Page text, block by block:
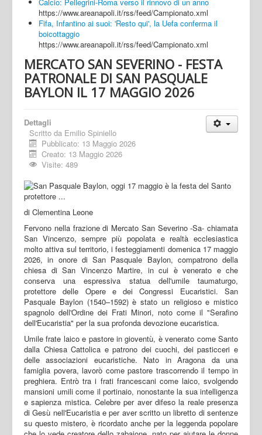
https://www.areanapoli.it/rss/feed/Campionato.xml
Fifa, Infantino ai suoi: 'Resto qui', la Uefa conferma il
boicottaggio
https://www.areanapoli.it/rss/feed/Campionato.xml
MERCATO SAN SEVERINO - FESTA
PATRONALE DI SAN PASQUALE
BAYLON IL 17 MAGGIO 2026
Dettagli
Scritto da Emilio Spiniello
Pubblicato: 13 Maggio 2026
Creato: 13 Maggio 2026
Visite: 489
di Clementina Leone
Fervono nella frazione di Mercato San Severino -Sa- chiamata
San Vincenzo, sempre più popolata e realtà ecclesiastica
molto attiva sul territorio, i festeggiamenti domenica 17 maggio
2026, in onore di San Pasquale Baylon, compatrono della
chiesa di San Vincenzo Martire, in cui è venerato e che
conserva una espressiva statua dell'umile taumaturgo,
protettore delle Opere e dei Congressi Eucaristici. San
Pasquale Baylon (1540–1592) è stato un religioso e mistico
spagnolo dell'Ordine dei Frati Minori, noto come il "Serafino
dell'Eucaristia" per la sua profonda devozione eucaristica.
Umile frate laico e pastore in gioventù, è venerato come Santo
dalla Chiesa Cattolica e patrono dei cuochi, dei pasticceri e
delle associazioni eucaristiche. Nato in Aragona da una
famiglia povera, lavorò come pastore trascorrendo il tempo in
preghiera. Entrò tra i frati francescani come laico, svolgendo
mansioni umili come il portinaio, nonostante la sua intelligenza
e sapienza mistica. Celebre per aver difeso la reale presenza
di Gesù nell'Eucaristia e per aver scritto un libretto di sentenze
su questo mistero, è ricordato anche per la leggenda popolare